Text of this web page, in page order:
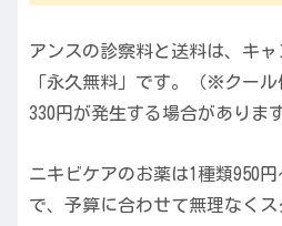
アンスの診察料と送料は、キ
「永久無料」です。（※クー
330円が発生する場合があります
ニキビケアのお薬は1種類950
で、予算に合わせて無理なくス